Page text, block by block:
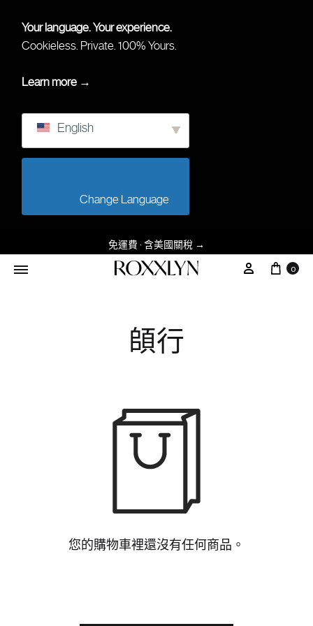
Your language. Your experience.
Cookieless. Private. 100% Yours.
Learn more →
English
免運費 · 含美國關稅 →
我的帳戶
购
0
頧行
您的購物車裡還沒有任何商品。